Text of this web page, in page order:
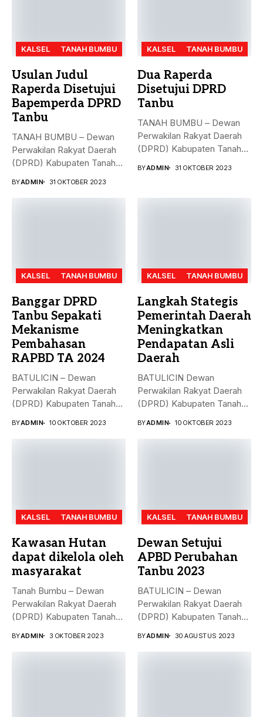
KALSEL TANAH BUMBU
Usulan Judul
Raperda Disetujui
Bapemperda DPRD
Tanbu
TANAH BUMBU – Dewan
Perwakilan Rakyat Daerah
(DPRD) Kabupaten Tanah
BYADMIN 31 OKTOBER 2023
KALSEL TANAH BUMBU
Dua Raperda
Disetujui DPRD
Tanbu
TANAH BUMBU – Dewan
Perwakilan Rakyat Daerah
(DPRD) Kabupaten Tanah
BYADMIN 31 OKTOBER 2023
KALSEL TANAH BUMBU
Banggar DPRD
Tanbu Sepakati
Mekanisme
Pembahasan
RAPBD TA 2024
BATULICIN – Dewan
Perwakilan Rakyat Daerah
(DPRD) Kabupaten Tanah
BYADMIN 10 OKTOBER 2023
KALSEL TANAH BUMBU
Langkah Stategis
Pemerintah Daerah
Meningkatkan
Pendapatan Asli
Daerah
BATULICIN Dewan
Perwakilan Rakyat Daerah
(DPRD) Kabupaten Tanah
BYADMIN 10 OKTOBER 2023
KALSEL TANAH BUMBU
Kawasan Hutan
dapat dikelola oleh
masyarakat
Tanah Bumbu – Dewan
Perwakilan Rakyat Daerah
(DPRD) Kabupaten Tanah
BYADMIN 3 OKTOBER 2023
KALSEL TANAH BUMBU
Dewan Setujui
APBD Perubahan
Tanbu 2023
BATULICIN – Dewan
Perwakilan Rakyat Daerah
(DPRD) Kabupaten Tanah
BYADMIN 30 AGUSTUS 2023